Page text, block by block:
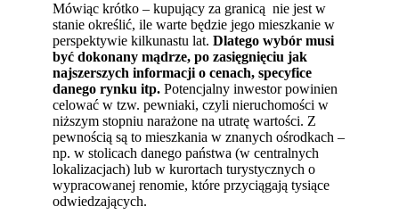
Mówiąc krótko – kupujący za granicą nie jest w
stanie określić, ile warte będzie jego mieszkanie w
perspektywie kilkunastu lat.Dlatego wybór musi
być dokonany mądrze, po zasięgnięciu jak
najszerszych informacji o cenach, specyfice
danego rynku itp. Potencjalny inwestor powinien
celować w tzw. pewniaki, czyli nieruchomości w
niższym stopniu narażone na utratę wartości. Z
pewnością są to mieszkania w znanych ośrodkach –
np. w stolicach danego państwa (w centralnych
lokalizacjach) lub w kurortach turystycznych o
wypracowanej renomie, które przyciągają tysiące
odwiedzających.